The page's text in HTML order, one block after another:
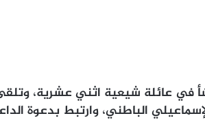
في عائلة شيعية اثني عشرية،
الباطني، وارتبط بدعوة